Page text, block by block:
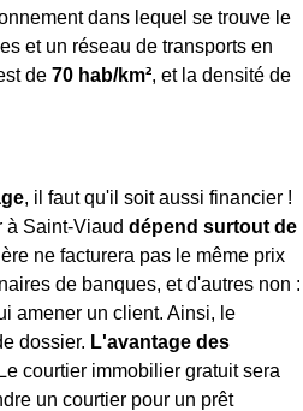
dans lequel se trouve le
et un réseau de transports en
de 70 hab/km², et la densité de
, il faut qu'il soit aussi financier !
à Saint-Viaud dépend surtout de
ne facturera pas le même prix
de banques, et d'autres non :
amener un client. Ainsi, le
dossier. L'avantage des
courtier immobilier gratuit sera
un courtier pour un prêt